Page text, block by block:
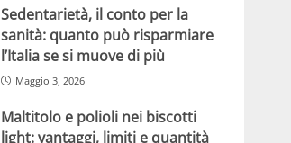
Sedentarietà, il conto per la
sanità: quanto può risparmiare
l’Italia se si muove di più
Maggio 3, 2026
Maltitolo e polioli nei biscotti
light: vantaggi, limiti e quantità